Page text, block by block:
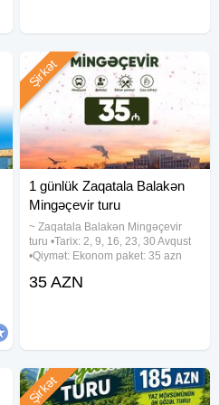
1 günlük Zaqatala Balakən
Mingəçevir turu
~ Zaqatala Balakən Mingəçevir
turu •Tarix: 2, 9, 16, 23, 30 Avqust
•Qiymət: Ekonom paket: 35 azn
daxildir: • Nəqliyyat xidməti • Səhər
Şirkət
35 AZN
Şirkət